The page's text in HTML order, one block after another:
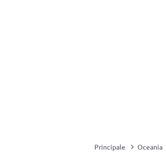
Principale Oceania